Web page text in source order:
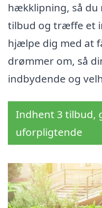
hækklipning, så du
tilbud og træffe et
hjælpe dig med at
drømmer om, så
indbydende og
Indhent 3 tilbud,
uforpligtende